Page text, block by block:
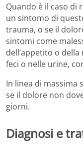
Quando è il caso di
un sintomo di
trauma, o se il
sintomi come
dell’appetito o
feci o nelle urine,
In linea di massima
se il dolore non
giorni.
Diagnosi e